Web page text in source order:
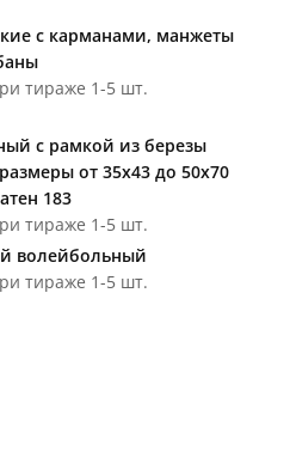
с карманами, манжеты
тираже 1-5 шт.
с рамкой из березы
от 35х43 до 50х70
183
тираже 1-5 шт.
волейбольный
тираже 1-5 шт.